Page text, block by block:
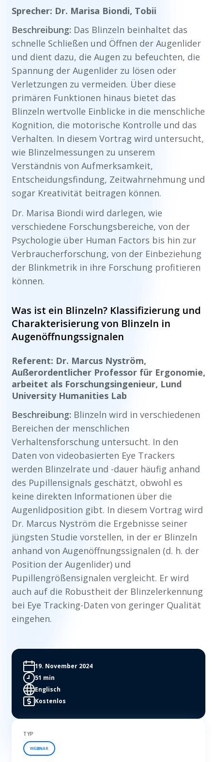
Sprecher: Dr. Marisa Biondi, Tobii
Beschreibung: Das Blinzeln beinhaltet das
schnelle Schließen und Öffnen der Augenlider
und dient dazu, die Augen zu befeuchten, die
Spannung der Augenlider zu lösen oder
Verletzungen zu vermeiden. Über diese
primären Funktionen hinaus bietet das
Blinzeln wertvolle Einblicke in die menschliche
Kognition, die motorische Kontrolle und das
Verhalten. In diesem Vortrag wird untersucht,
wie Blinzelmessungen zu unserem
Verständnis von Aufmerksamkeit,
Entscheidungsfindung, Zeitwahrnehmung und
sogar Kreativität beitragen können.
Dr. Marisa Biondi wird darlegen, wie
verschiedene Forschungsbereiche, von der
Psychologie über Human Factors bis hin zur
Verbraucherforschung, von der Einbeziehung
der Blinkmetrik in ihre Forschung profitieren
können.
Was ist ein Blinzeln? Klassifizierung und
Charakterisierung von Blinzeln in
Augenöffnungssignalen
Referent: Dr. Marcus Nyström,
Außerordentlicher Professor für Ergonomie,
arbeitet als Forschungsingenieur, Lund
University Humanities Lab
Beschreibung: Blinzeln wird in verschiedenen
Bereichen der menschlichen
Verhaltensforschung untersucht. In den
Daten von videobasierten Eye Trackers
werden Blinzelrate und -dauer häufig anhand
des Pupillensignals geschätzt, obwohl es
keine direkten Informationen über die
Augenlidposition gibt. In diesem Vortrag wird
Dr. Marcus Nyström die Ergebnisse seiner
jüngsten Studie vorstellen, in der er Blinzeln
anhand von Augenöffnungssignalen (d. h. der
Position der Augenlider) und
Pupillengrößensignalen vergleicht. Er wird
auch auf die Robustheit der Blinzelerkennung
bei Eye Tracking-Daten von geringer Qualität
eingehen.
19. November 2024
51 min
Englisch
Kostenlos
TYP
WEBINAR